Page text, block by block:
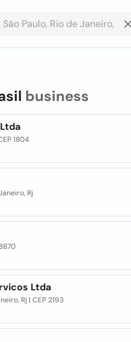
business
1804
Rj
Ltda
Rj | CEP 2193